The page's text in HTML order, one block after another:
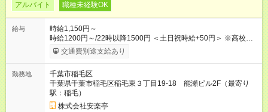
アルバイト 職種未経験OK
給与
時給1,150円～
時給1200円～/22時以降1500円 ＜土日祝時給+50円＞ ※高校生
時給1150円 【試用期間】試用期間あり 試用期間の長さ：12ヶ
月 雇用形態、給与は本採用時と同じです。 ※最大12ヶ月の間
交通費別途支給あり
勤務地
千葉市稲毛区
千葉県千葉市稲毛区稲毛東３丁目19-18 能瀬ビル2F（最寄り
駅：稲毛）
株式会社安楽亭